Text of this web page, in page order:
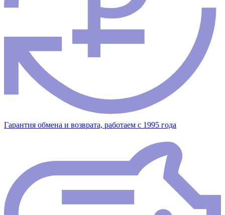
Гарантия обмена и возврата, работаем с 1995 года